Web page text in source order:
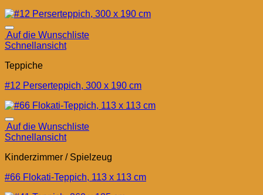
Auf die Wunschliste
Schnellansicht
Teppiche
#12 Perserteppich, 300 x 190 cm
Auf die Wunschliste
Schnellansicht
Kinderzimmer / Spielzeug
#66 Flokati-Teppich, 113 x 113 cm